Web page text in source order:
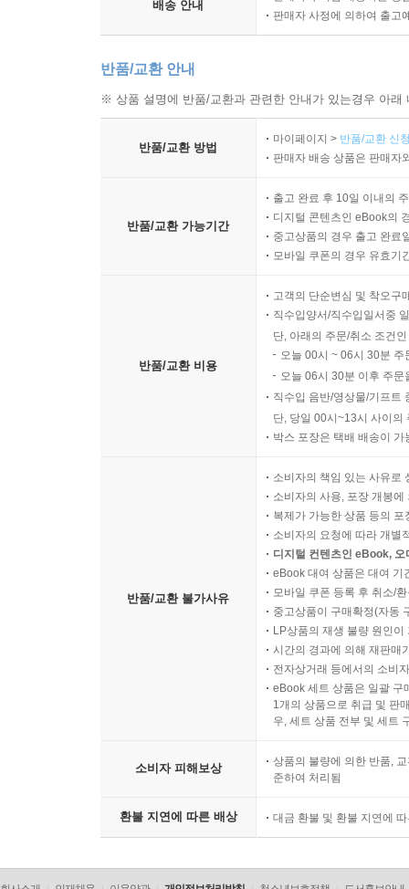
이 데이터화된 세계에서 벗어날 수 있을까
: 공동체의 회복과 우리의 선택이 필요한 순간
저자는 이 책에서 ‘우리’라는 집합 명사를 사용
않을 수 없기 때문이다. 우리는 집단적으로 기
물리적 실제인 공공 영역에서 지켜야 할 규범에
폐해를 지적하는 능력조차 앗아간다. 따라서 무
저항해야 한다. “경험의 멸종은 불가피한 것이 아
“기술의 파괴적인 영향에 대해 고민하는 사람
“흥미롭고 흠잡을 데 없이 연구된 이 책은, 전 세
의지에 인류의 생존이 달려 있음을 깨닫게 한다.
"엄격하게 연구하고 우아하게 풀어낸 《경험의
배송 안내
판매자 사정에 의하여 출고
반품/교환 안내
※ 상품 설명에 반품/교환과 관련한 안내가 있는경우 아
반품/교환 방법
마이페이지 > 반품/교환 신
판매자 배송 상품은 판매자
반품/교환 가능기간
출고 완료 후 10일 이내의
디지털 콘텐츠인 eBook의
중고상품의 경우 출고 완료
모바일 쿠폰의 경우 유효기
반품/교환 비용
고객의 단순변심 및 착오구
직수입양서/직수입일서중
단, 아래의 주문/취소 조건
오늘 00시 ~ 06시 30분
오늘 06시 30분 이후 주
직수입 음반/영상물/기프트
단, 당일 00시~13시 사이의
박스 포장은 택배 배송이
반품/교환 불가사유
소비자의 책임 있는 사유로
소비자의 사용, 포장 개봉
복제가 가능한 상품 등의
소비자의 요청에 따라 개별
디지털 컨텐츠인 eBook,
eBook 대여 상품은 대여 기
모바일 쿠폰 등록 후 취소/
중고상품이 구매확정(자동
LP상품의 재생 불량 원인
시간의 경과에 의해 재판매
전자상거래 등에서의 소비
eBook 세트 상품은 일괄 구
1개의 상품으로 취급 및 판
우, 세트 상품 전부 및 세트
소비자 피해보상
상품의 불량에 의한 반품,
준하여 처리됨
환불 지연에 따른 배상 대금 환불 및 환불 지연에